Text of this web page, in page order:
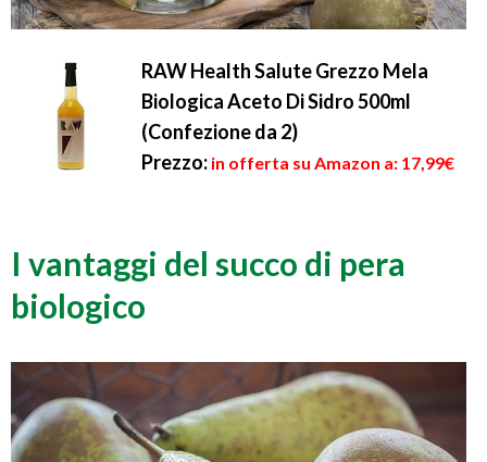
RAW Health Salute Grezzo Mela
Biologica Aceto Di Sidro 500ml
(Confezione da 2)
Prezzo: in offerta su Amazon a: 17,99€
I vantaggi del succo di pera
biologico